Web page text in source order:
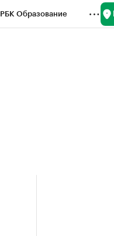
РБК Образование